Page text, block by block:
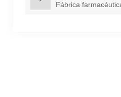
Fábrica